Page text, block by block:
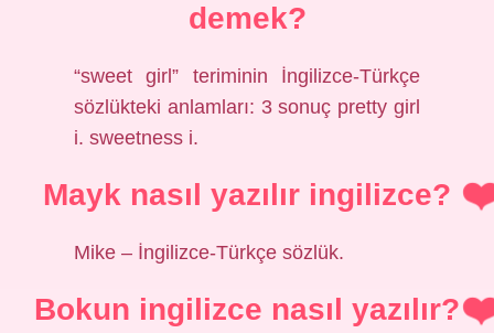
demek?
“sweet girl” teriminin İngilizce-Türkçe
sözlükteki anlamları: 3 sonuç pretty girl
i. sweetness i.
Mayk nasıl yazılır ingilizce?
Mike – İngilizce-Türkçe sözlük.
Bokun ingilizce nasıl yazılır?